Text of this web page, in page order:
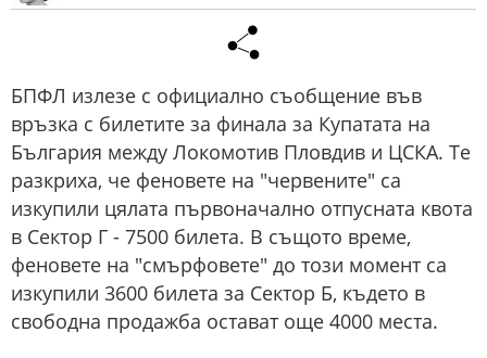
БПФЛ излезе с официално съобщение във
връзка с билетите за финала за Купатата на
България между Локомотив Пловдив и ЦСКА. Те
разкриха, че феновете на "червените" са
изкупили цялата първоначално отпусната квота
в Сектор Г - 7500 билета. В същото време,
феновете на "смърфовете" до този момент са
изкупили 3600 билета за Сектор Б, където в
свободна продажба остават още 4000 места.